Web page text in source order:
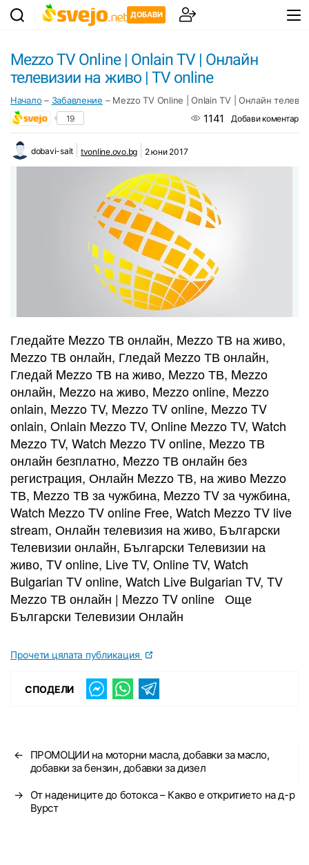
ДОБАВИ
Mezzo TV Online | Onlain TV | Онлайн
телевизии на живо | TV online
Начало – Забавление – Mezzo TV Online | Onlain TV | Онлайн
19 1141 Добави коментар
dobavi-sait tvonline.ovo.bg 2 юни 2017
Гледайте Mezzo ТВ онлайн, Mezzo ТВ на живо,
Mezzo ТВ онлайн, Гледай Mezzo ТВ онлайн,
Гледай Mezzo ТВ на живо, Mezzo ТВ, Mezzo
онлайн, Mezzo на живо, Mezzo online, Mezzo
onlain, Mezzo TV, Mezzo TV online, Mezzo TV
onlain, Onlain Mezzo TV, Online Mezzo TV, Watch
Mezzo TV, Watch Mezzo TV online, Mezzo ТВ
онлайн безплатно, Mezzo ТВ онлайн без
регистрация, Онлайн Mezzo ТВ, на живо Mezzo
ТВ, Mezzo ТВ за чужбина, Mezzo TV за чужбина,
Watch Mezzo TV online Free, Watch Mezzo TV live
stream, Онлайн телевизия на живо, Български
Телевизии онлайн, Български Телевизии на
живо, TV online, Live TV, Online TV, Watch
Bulgarian TV online, Watch Live Bulgarian TV, TV
Mezzo ТВ онлайн | Mezzo TV online Още
Български Телевизии Онлайн
Прочети цялата публикация
СПОДЕЛИ
←
ПРОМОЦИИ на моторни масла, добавки за масло,
добавки за бензин, добавки за дизел
→
От надениците до ботокса – Какво е откритието на д-р
Вурст